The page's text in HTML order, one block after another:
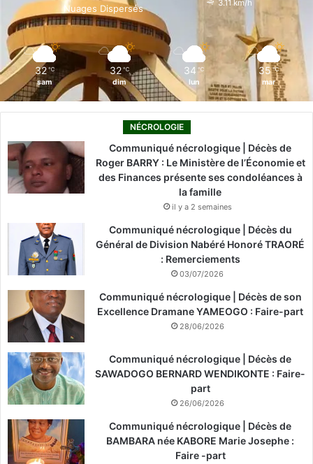
k
n
Nuages Dispersés
3.11 km/h
32 ℃
sam
32 ℃
dim
34 ℃
lun
35 ℃
mar
NÉCROLOGIE
Communiqué nécrologique | Décès de
Roger BARRY : Le Ministère de l’Économie et
des Finances présente ses condoléances à
la famille
il y a 2 semaines
Communiqué nécrologique | Décès du
Général de Division Nabéré Honoré TRAORÉ
: Remerciements
03/07/2026
Communiqué nécrologique | Décès de son
Excellence Dramane YAMEOGO : Faire-part
28/06/2026
Communiqué nécrologique | Décès de
SAWADOGO BERNARD WENDIKONTE : Faire-
part
26/06/2026
Communiqué nécrologique | Décès de
BAMBARA née KABORE Marie Josephe :
Faire -part